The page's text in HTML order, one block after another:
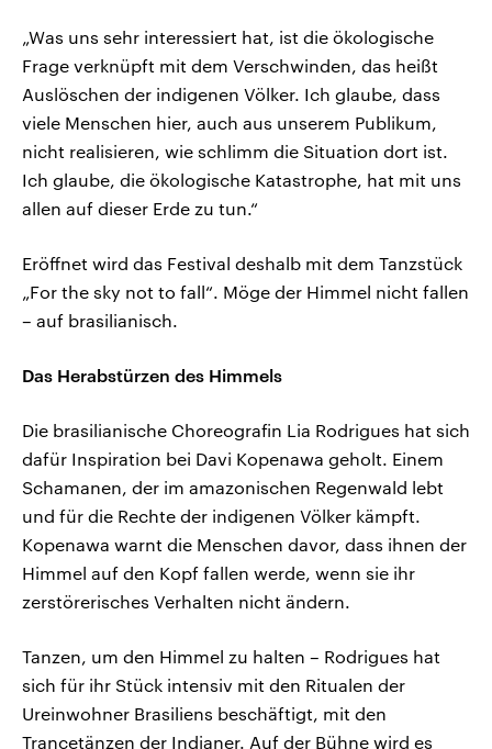
„Was uns sehr interessiert hat, ist die ökologische
Frage verknüpft mit dem Verschwinden, das heißt
Auslöschen der indigenen Völker. Ich glaube, dass
viele Menschen hier, auch aus unserem Publikum,
nicht realisieren, wie schlimm die Situation dort ist.
Ich glaube, die ökologische Katastrophe, hat mit uns
allen auf dieser Erde zu tun.“
Eröffnet wird das Festival deshalb mit dem Tanzstück
„For the sky not to fall“. Möge der Himmel nicht fallen
– auf brasilianisch.
Das Herabstürzen des Himmels
Die brasilianische Choreografin Lia Rodrigues hat sich
dafür Inspiration bei Davi Kopenawa geholt. Einem
Schamanen, der im amazonischen Regenwald lebt
und für die Rechte der indigenen Völker kämpft.
Kopenawa warnt die Menschen davor, dass ihnen der
Himmel auf den Kopf fallen werde, wenn sie ihr
zerstörerisches Verhalten nicht ändern.
Tanzen, um den Himmel zu halten – Rodrigues hat
sich für ihr Stück intensiv mit den Ritualen der
Ureinwohner Brasiliens beschäftigt, mit den
Trancetänzen der Indianer. Auf der Bühne wird es